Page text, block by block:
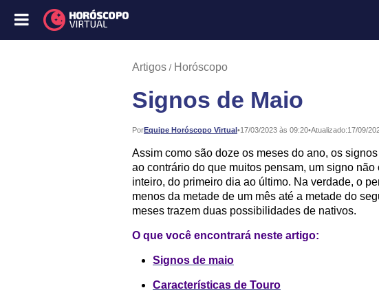
Artigos Horóscopo
Signos de Maio
PorEquipe Horóscopo Virtual•
Publicado: 17/03/2023 às 09:20•Atualizado:17/09/
Assim como são doze os meses do ano, os
ao contrário do que muitos pensam, um signo
inteiro, do primeiro dia ao último. Na verdade, o
menos da metade de um mês até a metade do
meses trazem duas possibilidades de nativos.
O que você encontrará neste artigo:
Signos de maio
Características de Touro